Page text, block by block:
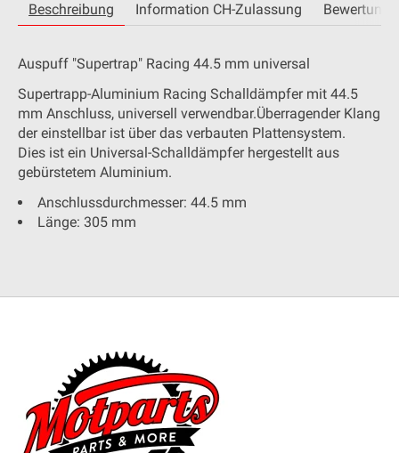
Beschreibung Information CH-Zulassung
Auspuff "Supertrap" Racing 44.5 mm universal
Supertrapp-Aluminium Racing Schalldämpfer mit 44.5
mm Anschluss, universell verwendbar.Überragender Klang
der einstellbar ist über das verbauten Plattensystem.
Dies ist ein Universal-Schalldämpfer hergestellt aus
gebürstetem Aluminium.
Anschlussdurchmesser: 44.5 mm
Länge: 305 mm